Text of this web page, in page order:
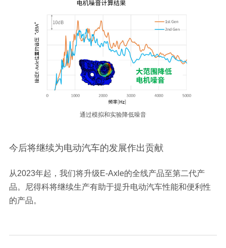
通过模拟和实验降低噪音
今后将继续为电动汽车的发展作出贡献
从2023年起，我们将升级E-Axle的全线产品至第二代产
品。尼得科将继续生产有助于提升电动汽车性能和便利性
的产品。